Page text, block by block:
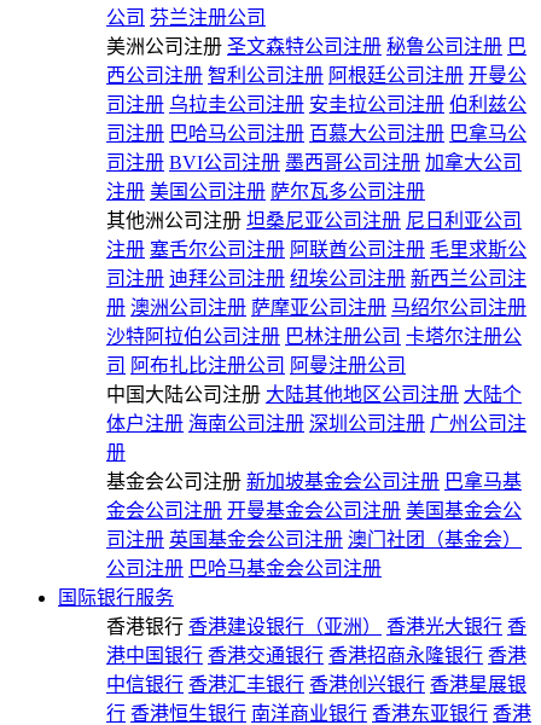
公司 芬兰注册公司
美洲公司注册 圣文森特公司注册 秘鲁公司注册 巴
西公司注册 智利公司注册 阿根廷公司注册 开曼公
司注册 乌拉圭公司注册 安圭拉公司注册 伯利兹公
司注册 巴哈马公司注册 百慕大公司注册 巴拿马公
司注册 BVI公司注册 墨西哥公司注册 加拿大公司
注册 美国公司注册 萨尔瓦多公司注册
其他洲公司注册 坦桑尼亚公司注册 尼日利亚公司
注册 塞舌尔公司注册 阿联酋公司注册 毛里求斯公
司注册 迪拜公司注册 纽埃公司注册 新西兰公司注
册 澳洲公司注册 萨摩亚公司注册 马绍尔公司注册
沙特阿拉伯公司注册 巴林注册公司 卡塔尔注册公
司 阿布扎比注册公司 阿曼注册公司
中国大陆公司注册 大陆其他地区公司注册 大陆个
体户注册 海南公司注册 深圳公司注册 广州公司注
册
基金会公司注册 新加坡基金会公司注册 巴拿马基
金会公司注册 开曼基金会公司注册 美国基金会公
司注册 英国基金会公司注册 澳门社团（基金会）
公司注册 巴哈马基金会公司注册
国际银行服务
香港银行 香港建设银行（亚洲） 香港光大银行 香
港中国银行 香港交通银行 香港招商永隆银行 香港
中信银行 香港汇丰银行 香港创兴银行 香港星展银
行 香港恒生银行 南洋商业银行 香港东亚银行 香港